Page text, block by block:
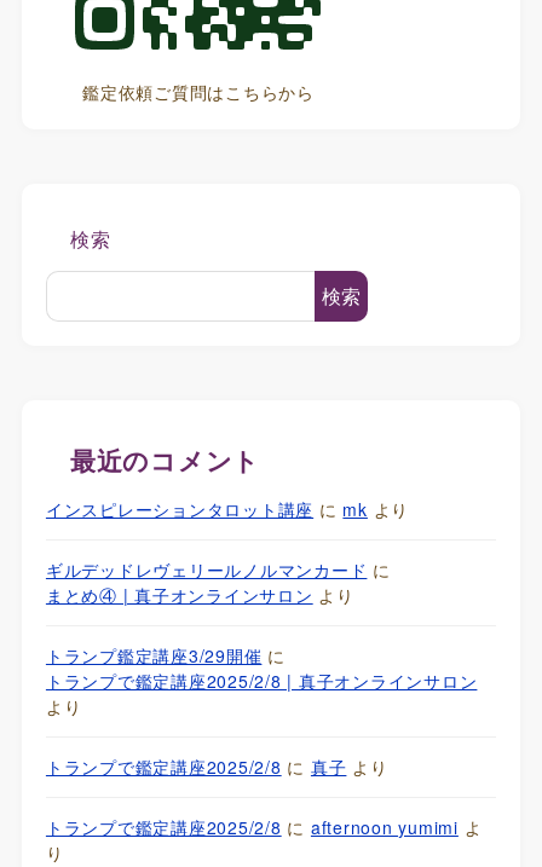
鑑定依頼ご質問はこちらから
検索
検索
最近のコメント
インスピレーションタロット講座 に mk より
ギルデッドレヴェリールノルマンカード に
まとめ④ | 真子オンラインサロン より
トランプ鑑定講座3/29開催 に
トランプで鑑定講座2025/2/8 | 真子オンラインサロン
より
トランプで鑑定講座2025/2/8 に 真子 より
トランプで鑑定講座2025/2/8 に afternoon yumimi よ
り